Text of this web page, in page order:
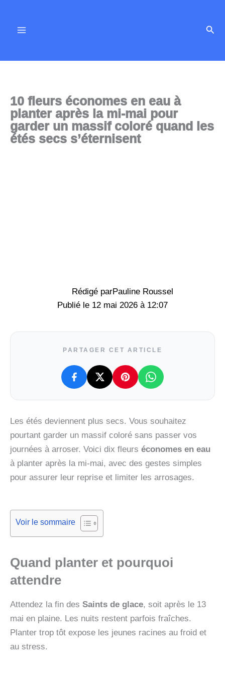
contenu
10 fleurs économes en eau à
planter après la mi-mai pour
garder un massif coloré quand les
étés secs s’éternisent
Rédigé parPauline Roussel
12 mai 2026 à 12:07
PARTAGER CET ARTICLE
Les étés deviennent plus secs. Vous souhaitez
pourtant garder un massif coloré sans passer vos
journées à arroser. Voici dix fleurs économes en eau
à planter après la mi-mai, avec des gestes simples
pour assurer leur reprise et limiter les arrosages.
Voir le sommaire
Quand planter et pourquoi
attendre
Attendez la fin des Saints de glace, soit après le 13
mai en plaine. Les nuits restent parfois fraîches.
Planter trop tôt expose les jeunes racines au froid et
au stress.